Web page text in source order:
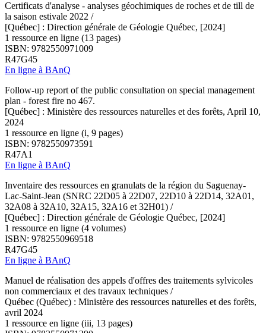
Certificats d'analyse - analyses géochimiques de roches et de till de
la saison estivale 2022 /
[Québec] : Direction générale de Géologie Québec, [2024]
1 ressource en ligne (13 pages)
ISBN: 9782550971009
R47G45
En ligne à BAnQ
Follow-up report of the public consultation on special management
plan - forest fire no 467.
[Québec] : Ministère des ressources naturelles et des forêts, April 10,
2024
1 ressource en ligne (i, 9 pages)
ISBN: 9782550973591
R47A1
En ligne à BAnQ
Inventaire des ressources en granulats de la région du Saguenay-
Lac-Saint-Jean (SNRC 22D05 à 22D07, 22D10 à 22D14, 32A01,
32A08 à 32A10, 32A15, 32A16 et 32H01) /
[Québec] : Direction générale de Géologie Québec, [2024]
1 ressource en ligne (4 volumes)
ISBN: 9782550969518
R47G45
En ligne à BAnQ
Manuel de réalisation des appels d'offres des traitements sylvicoles
non commerciaux et des travaux techniques /
Québec (Québec) : Ministère des ressources naturelles et des forêts,
avril 2024
1 ressource en ligne (iii, 13 pages)